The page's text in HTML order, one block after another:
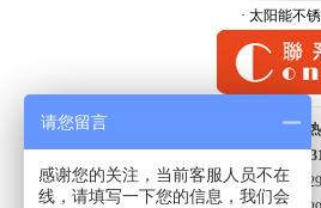
· 太阳能不
全国服务
021-
请您留言
感谢您的关注，当前客服人员不在
线，请填写一下您的信息，我们会